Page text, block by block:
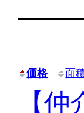
価格 面
【